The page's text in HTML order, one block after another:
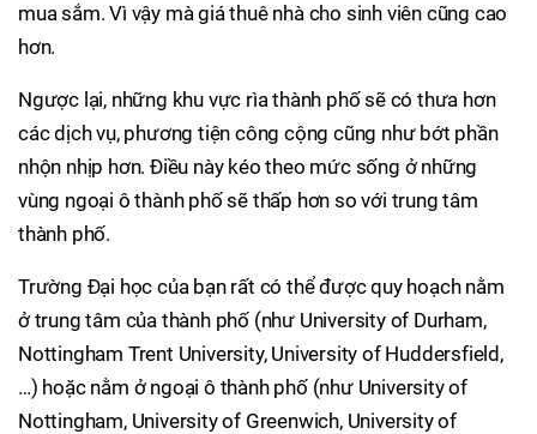
mua sắm. Vì vậy mà giá thuê nhà cho sinh viên cũng cao
hơn.
Ngược lại, những khu vực rìa thành phố sẽ có thưa hơn
các dịch vụ, phương tiện công cộng cũng như bớt phần
nhộn nhịp hơn. Điều này kéo theo mức sống ở những
vùng ngoại ô thành phố sẽ thấp hơn so với trung tâm
thành phố.
Trường Đại học của bạn rất có thể được quy hoạch nằm
ở trung tâm của thành phố (như University of Durham,
Nottingham Trent University, University of Huddersfield,
…) hoặc nằm ở ngoại ô thành phố (như University of
Nottingham, University of Greenwich, University of